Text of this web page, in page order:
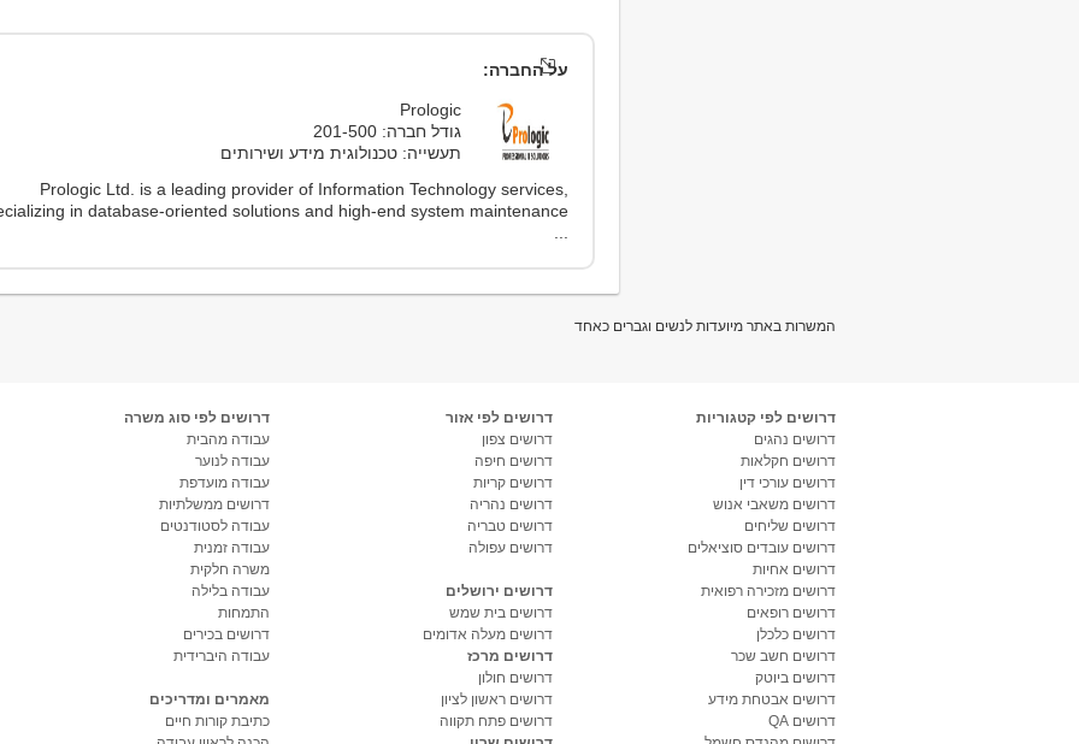
על החברה:
Prologic
גודל חברה: 201-500
תעשייה: טכנולוגית מידע ושירותים
Prologic Ltd. is a leading provider of Information Technology services,
המשרות באתר מיועדות לנשים וגברים כאחד
דרושים לפי קטגוריות
דרושים נהגים
דרושים חקלאות
דרושים עורכי דין
דרושים משאבי אנוש
דרושים שליחים
דרושים עובדים סוציאלים
דרושים אחיות
דרושים מזכירה רפואית
דרושים רופאים
דרושים כלכלן
דרושים חשב שכר
דרושים ביוטק
דרושים אבטחת מידע
דרושים QA
דרושים לפי אזור
דרושים צפון
דרושים חיפה
דרושים קריות
דרושים נהריה
דרושים טבריה
דרושים עפולה
דרושים ירושלים
דרושים בית שמש
דרושים מעלה אדומים
דרושים מרכז
דרושים חולון
דרושים ראשון לציון
דרושים פתח תקווה
דרושים לפי סוג משרה
עבודה מהבית
עבודה לנוער
עבודה מועדפת
דרושים ממשלתיות
עבודה לסטודנטים
עבודה זמנית
משרה חלקית
עבודה בלילה
התמחות
דרושים בכירים
עבודה היברידית
מאמרים ומדריכים
כתיבת קורות חיים